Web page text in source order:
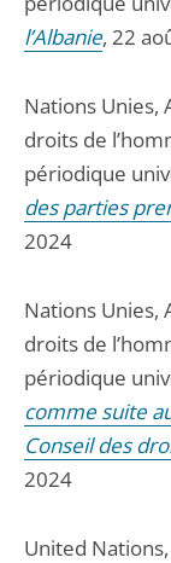
l’Albanie, 22
Nations Unies,
droits de
périodique
des parties
2024
Nations Unies,
droits de
périodique
comme suite
Conseil des
2024
United